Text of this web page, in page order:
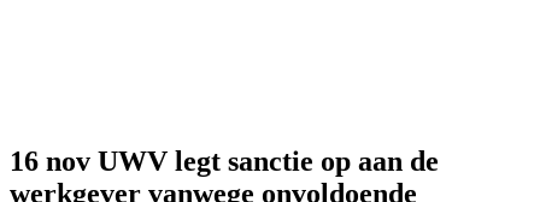
werkgever vanwege
onvoldoende
16 nov UWV legt sanctie op aan de
werkgever vanwege onvoldoende